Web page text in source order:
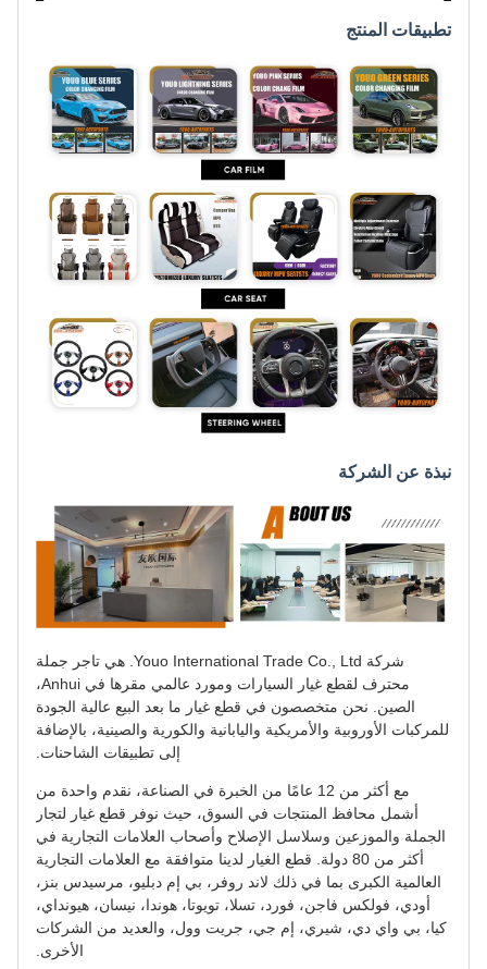
تطبيقات المنتج
نبذة عن الشركة
شركة Youo International Trade Co., Ltd. هي تاجر جملة
محترف لقطع غيار السيارات ومورد عالمي مقرها في Anhui،
الصين. نحن متخصصون في قطع غيار ما بعد البيع عالية الجودة
للمركبات الأوروبية والأمريكية واليابانية والكورية والصينية، بالإضافة
إلى تطبيقات الشاحنات.
مع أكثر من 12 عامًا من الخبرة في الصناعة، نقدم واحدة من
أشمل محافظ المنتجات في السوق، حيث نوفر قطع غيار لتجار
الجملة والموزعين وسلاسل الإصلاح وأصحاب العلامات التجارية في
أكثر من 80 دولة. قطع الغيار لدينا متوافقة مع العلامات التجارية
العالمية الكبرى بما في ذلك لاند روفر، بي إم دبليو، مرسيدس بنز،
أودي، فولكس فاجن، فورد، تسلا، تويوتا، هوندا، نيسان، هيونداي،
كيا، بي واي دي، شيري، إم جي، جريت وول، والعديد من الشركات
الأخرى.